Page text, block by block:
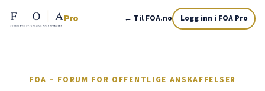
Pro ← Til FOA.no Logg inn i FOA Pro
FOA – FORUM FOR OFFENTLIGE ANSKAFFELSER